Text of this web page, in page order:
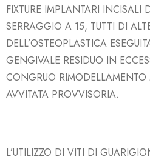
FIXTURE IMPLANTARI INCISALI
SERRAGGIO A 15, TUTTI DI
DELL’OSTEOPLASTICA
GENGIVALE RESIDUO IN
CONGRUO RIMODELLAMENTO
AVVITATA PROVVISORIA.
L’UTILIZZO DI VITI DI